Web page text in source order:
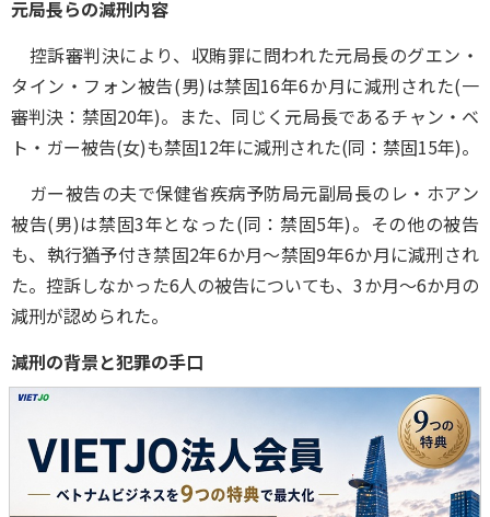
元局長らの減刑内容
控訴審判決により、収賄罪に問われた元局長のグエン・
タイン・フォン被告(男)は禁固16年6か月に減刑された(一
審判決：禁固20年)。また、同じく元局長であるチャン・ベ
ト・ガー被告(女)も禁固12年に減刑された(同：禁固15年)。
ガー被告の夫で保健省疾病予防局元副局長のレ・ホアン
被告(男)は禁固3年となった(同：禁固5年)。その他の被告
も、執行猶予付き禁固2年6か月～禁固9年6か月に減刑され
た。控訴しなかった6人の被告についても、3か月～6か月の
減刑が認められた。
減刑の背景と犯罪の手口